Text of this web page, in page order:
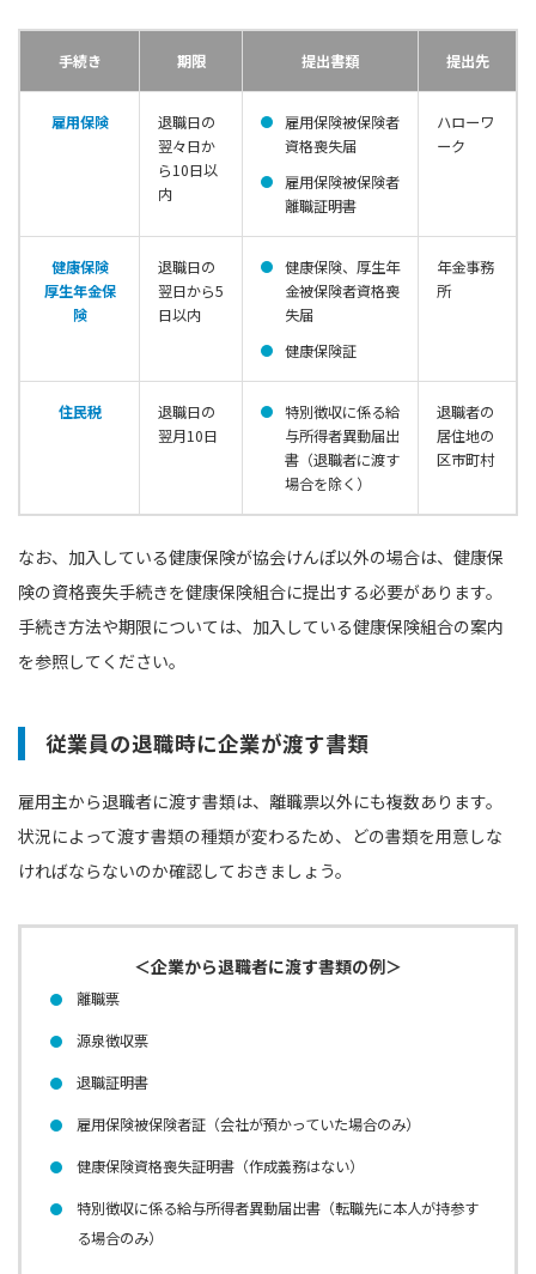
手続き 期限 提出書類 提出先
雇用保険
退職日の
翌々日か
ら10日以
内
雇用保険被保険者
資格喪失届
雇用保険被保険者
離職証明書
ハローワ
ーク
健康保険
厚生年金保
険
退職日の
翌日から5
日以内
健康保険、厚生年
金被保険者資格喪
失届
健康保険証
年金事務
所
住民税
退職日の
翌月10日
特別徴収に係る給
与所得者異動届出
書（退職者に渡す
場合を除く）
退職者の
居住地の
区市町村
なお、加入している健康保険が協会けんぽ以外の場合は、健康保
険の資格喪失手続きを健康保険組合に提出する必要があります。
手続き方法や期限については、加入している健康保険組合の案内
を参照してください。
従業員の退職時に企業が渡す書類
雇用主から退職者に渡す書類は、離職票以外にも複数あります。
状況によって渡す書類の種類が変わるため、どの書類を用意しな
ければならないのか確認しておきましょう。
＜企業から退職者に渡す書類の例＞
離職票
源泉徴収票
退職証明書
雇用保険被保険者証（会社が預かっていた場合のみ）
健康保険資格喪失証明書（作成義務はない）
特別徴収に係る給与所得者異動届出書（転職先に本人が持参す
る場合のみ）